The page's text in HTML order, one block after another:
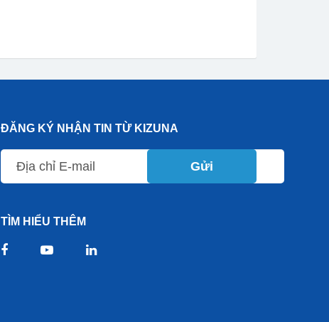
ĐĂNG KÝ NHẬN TIN TỪ KIZUNA
Gửi
TÌM HIỂU THÊM